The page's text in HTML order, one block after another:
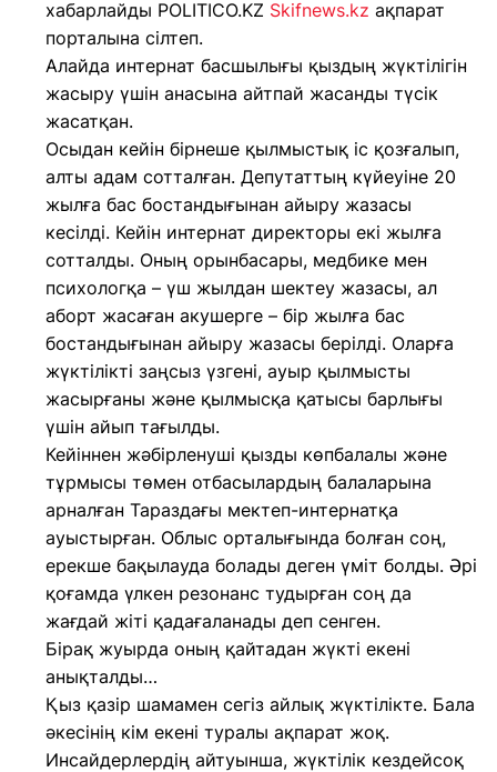
хабарлайды POLITICO.KZ Skifnews.kz ақпарат
порталына сілтеп.
Алайда интернат басшылығы қыздың жүктілігін
жасыру үшін анасына айтпай жасанды түсік
жасатқан.
Осыдан кейін бірнеше қылмыстық іс қозғалып,
алты адам сотталған. Депутаттың күйеуіне 20
жылға бас бостандығынан айыру жазасы
кесілді. Кейін интернат директоры екі жылға
сотталды. Оның орынбасары, медбике мен
психологқа – үш жылдан шектеу жазасы, ал
аборт жасаған акушерге – бір жылға бас
бостандығынан айыру жазасы берілді. Оларға
жүктілікті заңсыз үзгені, ауыр қылмысты
жасырғаны және қылмысқа қатысы барлығы
үшін айып тағылды.
Кейіннен жәбірленуші қызды көпбалалы және
тұрмысы төмен отбасылардың балаларына
арналған Тараздағы мектеп-интернатқа
ауыстырған. Облыс орталығында болған соң,
ерекше бақылауда болады деген үміт болды. Әрі
қоғамда үлкен резонанс тудырған соң да
жағдай жіті қадағаланады деп сенген.
Бірақ жуырда оның қайтадан жүкті екені
анықталды…
Қыз қазір шамамен сегіз айлық жүктілікте. Бала
әкесінің кім екені туралы ақпарат жоқ.
Инсайдерлердің айтуынша, жүктілік кездейсоқ